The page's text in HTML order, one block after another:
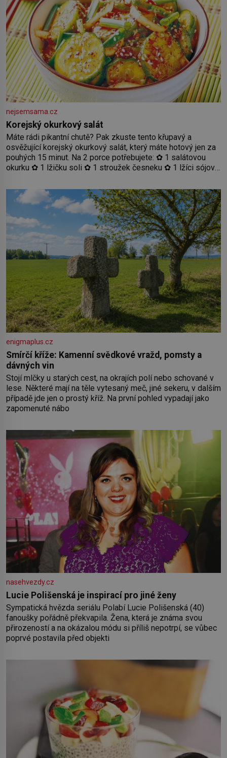
nejsemsama.cz
Korejský okurkový salát
Máte rádi pikantní chutě? Pak zkuste tento křupavý a
osvěžující korejský okurkový salát, který máte hotový jen za
pouhých 15 minut. Na 2 porce potřebujete: ✿ 1 salátovou
okurku ✿ 1 lžičku soli ✿ 1 stroužek česneku ✿ 1 lžíci sójové
oleje ✿ 1 lžičku chilli ✿ 1 lžičku cukru ✿ 1 jarní cibulku ✿ 1
lžíci sezamových semínek
enigmaplus.cz
Smírčí kříže: Kamenní svědkové vražd, pomsty a
dávných vin
Stojí mlčky u starých cest, na okrajích polí nebo schované v
lese. Některé mají na těle vytesaný meč, jiné sekeru, v dalším
případě jde jen o prostý kříž. Na první pohled vypadají jako
zapomenuté nábo
nasehvezdy.cz
Lucie Polišenská je inspirací pro jiné ženy
Sympatická hvězda seriálu Polabí Lucie Polišenská (40)
fanoušky pořádně překvapila. Žena, která je známa svou
přirozeností a na okázalou módu si příliš nepotrpí, se vůbec
poprvé postavila před objekti